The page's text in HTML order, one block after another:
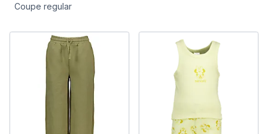
Coupe regular